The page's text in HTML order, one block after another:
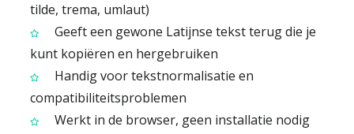
tilde, trema, umlaut)
Geeft een gewone Latijnse tekst terug die je
kunt kopiëren en hergebruiken
Handig voor tekstnormalisatie en
compatibiliteitsproblemen
Werkt in de browser, geen installatie nodig